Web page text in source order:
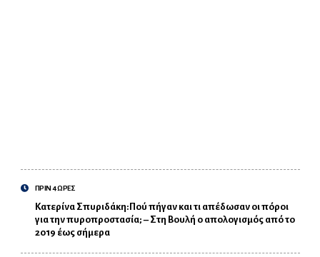
ΠΡΙΝ 4 ΩΡΕΣ
Κατερίνα Σπυριδάκη:Πού πήγαν και τι απέδωσαν οι πόροι
για την πυροπροστασία; – Στη Βουλή ο απολογισμός από το
2019 έως σήμερα